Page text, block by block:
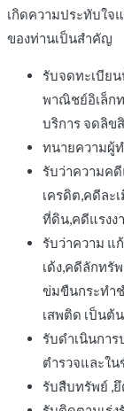
เกิดความประทับใจ
ของท่านเป็นสำคัญ
รับจดทะเบีย
พาณิชย์อิเล็ก
บริการ จดลิข
ทนายความผู้ท
รับว่าความค
เครดิต,คดีละ
ที่ดิน,คดีแรงง
รับว่าความ แ
เด้ง,คดีลักทรั
ข่มขืนกระทำช
เสพติด เป็นต้น
รับดำเนินกา
ตำรวจและใ
รับสืบทรัพย์ ,